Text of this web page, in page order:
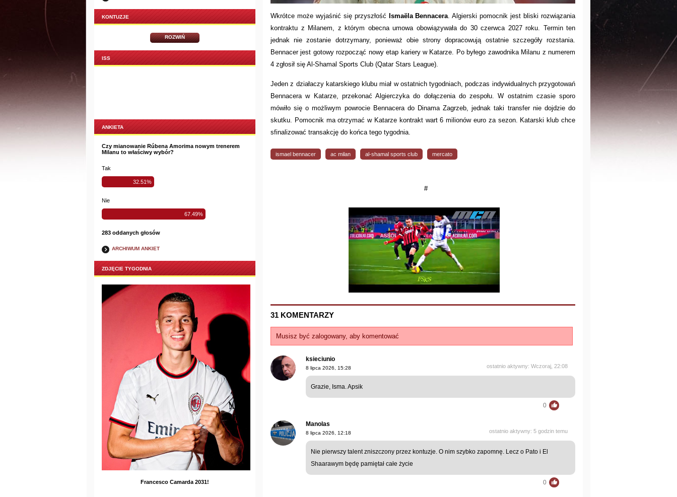
KONTUZJE
ROZWIŃ
ISS
ANKIETA
Czy mianowanie Rúbena Amorima nowym trenerem
Milanu to właściwy wybór?
Tak
32.51%
Nie
67.49%
283 oddanych głosów
ARCHIWUM ANKIET
ZDJĘCIE TYGODNIA
Francesco Camarda 2031!
Wkrótce może wyjaśnić się przyszłość Ismaëla Bennacera . Algierski pomocnik jest bliski rozwiązania
kontraktu z Milanem, z którym obecna umowa obowiązywała do 30 czerwca 2027 roku. Termin ten
jednak nie zostanie dotrzymany, ponieważ obie strony dopracowują ostatnie szczegóły rozstania.
Bennacer jest gotowy rozpocząć nowy etap kariery w Katarze. Po byłego zawodnika Milanu z numerem
4 zgłosił się Al-Shamal Sports Club (Qatar Stars League).
Jeden z działaczy katarskiego klubu miał w ostatnich tygodniach, podczas indywidualnych przygotowań
Bennacera w Katarze, przekonać Algierczyka do dołączenia do zespołu. W ostatnim czasie sporo
mówiło się o możliwym powrocie Bennacera do Dinama Zagrzeb, jednak taki transfer nie dojdzie do
skutku. Pomocnik ma otrzymać w Katarze kontrakt wart 6 milionów euro za sezon. Katarski klub chce
sfinalizować transakcję do końca tego tygodnia.
ismael bennacer ac milan al-shamal sports club mercato
#
31 KOMENTARZY
Musisz być zalogowany, aby komentować
ksieciunio
ostatnio aktywny: Wczoraj, 22:08
8 lipca 2026, 15:28
Grazie, Isma. Apsik
0
Manolas
ostatnio aktywny: 5 godzin temu
8 lipca 2026, 12:18
Nie pierwszy talent zniszczony przez kontuzje. O nim szybko zapomnę. Lecz o Pato i El
Shaarawym będę pamiętał całe życie
0